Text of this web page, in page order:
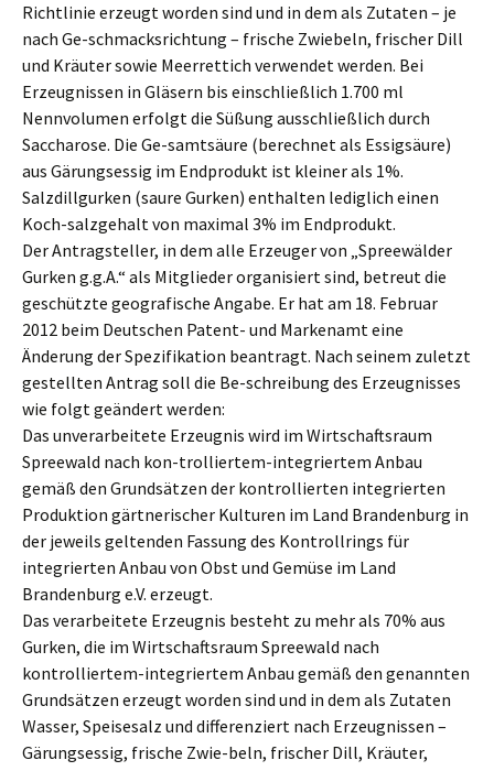
Richtlinie erzeugt worden sind und in dem als Zutaten – je
nach Ge-schmacksrichtung – frische Zwiebeln, frischer Dill
und Kräuter sowie Meerrettich verwendet werden. Bei
Erzeugnissen in Gläsern bis einschließlich 1.700 ml
Nennvolumen erfolgt die Süßung ausschließlich durch
Saccharose. Die Ge-samtsäure (berechnet als Essigsäure)
aus Gärungsessig im Endprodukt ist kleiner als 1%.
Salzdillgurken (saure Gurken) enthalten lediglich einen
Koch-salzgehalt von maximal 3% im Endprodukt.
Der Antragsteller, in dem alle Erzeuger von „Spreewälder
Gurken g.g.A.“ als Mitglieder organisiert sind, betreut die
geschützte geografische Angabe. Er hat am 18. Februar
2012 beim Deutschen Patent- und Markenamt eine
Änderung der Spezifikation beantragt. Nach seinem zuletzt
gestellten Antrag soll die Be-schreibung des Erzeugnisses
wie folgt geändert werden:
Das unverarbeitete Erzeugnis wird im Wirtschaftsraum
Spreewald nach kon-trolliertem-integriertem Anbau
gemäß den Grundsätzen der kontrollierten integrierten
Produktion gärtnerischer Kulturen im Land Brandenburg in
der jeweils geltenden Fassung des Kontrollrings für
integrierten Anbau von Obst und Gemüse im Land
Brandenburg e.V. erzeugt.
Das verarbeitete Erzeugnis besteht zu mehr als 70% aus
Gurken, die im Wirtschaftsraum Spreewald nach
kontrolliertem-integriertem Anbau gemäß den genannten
Grundsätzen erzeugt worden sind und in dem als Zutaten
Wasser, Speisesalz und differenziert nach Erzeugnissen –
Gärungsessig, frische Zwie-beln, frischer Dill, Kräuter,